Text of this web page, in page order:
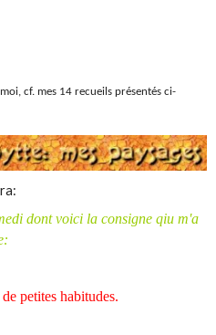
cf. mes 14 recueils présentés ci-
dont voici la consigne qiu m'a
petites habitudes.